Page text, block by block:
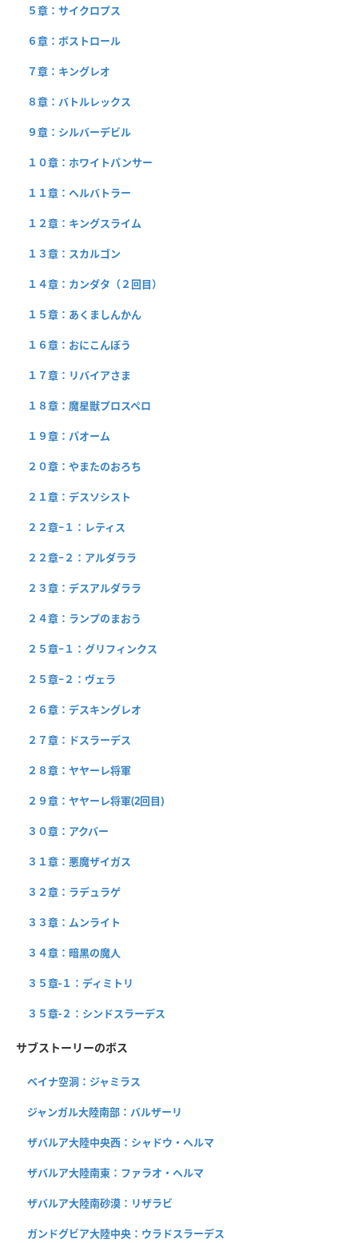
５章：サイクロプス
６章：ボストロール
７章：キングレオ
８章：バトルレックス
９章：シルバーデビル
１０章：ホワイトパンサー
１１章：ヘルバトラー
１２章：キングスライム
１３章：スカルゴン
１４章：カンダタ（２回目）
１５章：あくましんかん
１６章：おにこんぼう
１７章：リバイアさま
１８章：魔星獣プロスペロ
１９章：パオーム
２０章：やまたのおろち
２１章：デスソシスト
２２章−１：レティス
２２章−２：アルダララ
２３章：デスアルダララ
２４章：ランプのまおう
２５章−１：グリフィンクス
２５章−２：ヴェラ
２６章：デスキングレオ
２７章：ドスラーデス
２８章：ヤヤーレ将軍
２９章：ヤヤーレ将軍(2回目)
３０章：アクバー
３１章：悪魔ザイガス
３２章：ラデュラゲ
３３章：ムンライト
３４章：暗黒の魔人
３５章-１：ディミトリ
３５章-２：シンドスラーデス
サブストーリーのボス
ベイナ空洞：ジャミラス
ジャンガル大陸南部：バルザーリ
ザバルア大陸中央西：シャドウ・ヘルマ
ザバルア大陸南東：ファラオ・ヘルマ
ザバルア大陸南砂漠：リザラビ
ガンドグビア大陸中央：ウラドスラーデス